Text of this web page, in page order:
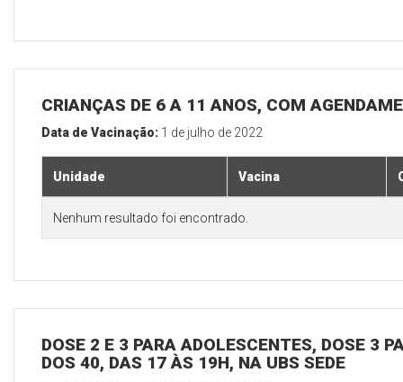
CRIANÇAS DE 6 A 11 ANOS, COM
Data de Vacinação: 1 de julho de 2022
Unidade Vacina
Nenhum resultado foi encontrado.
DOSE 2 E 3 PARA ADOLESCENTES, DOSE 3
DOS 40, DAS 17 ÀS 19H, NA UBS SEDE